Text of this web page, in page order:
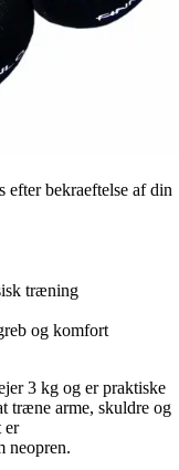
efter bekraeftelse af din
træning
og komfort
3 kg og er praktiske
træne arme, skuldre og
er
neopren.